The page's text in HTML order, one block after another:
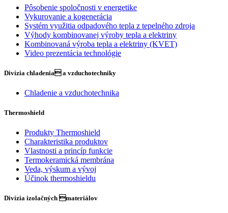
Pôsobenie spoločnosti v energetike
Vykurovanie a kogenerácia
Systém využitia odpadového tepla z tepelného zdroja
Výhody kombinovanej výroby tepla a elektriny
Kombinovaná výroba tepla a elektriny (KVET)
Video prezentácia technológie
Divízia chladenia a vzduchotechniky
Chladenie a vzduchotechnika
Thermoshield
Produkty Thermoshield
Charakteristika produktov
Vlastnosti a princíp funkcie
Termokeramická membrána
Veda, výskum a vývoj
Účinok thermoshieldu
Divízia izolačných materiálov